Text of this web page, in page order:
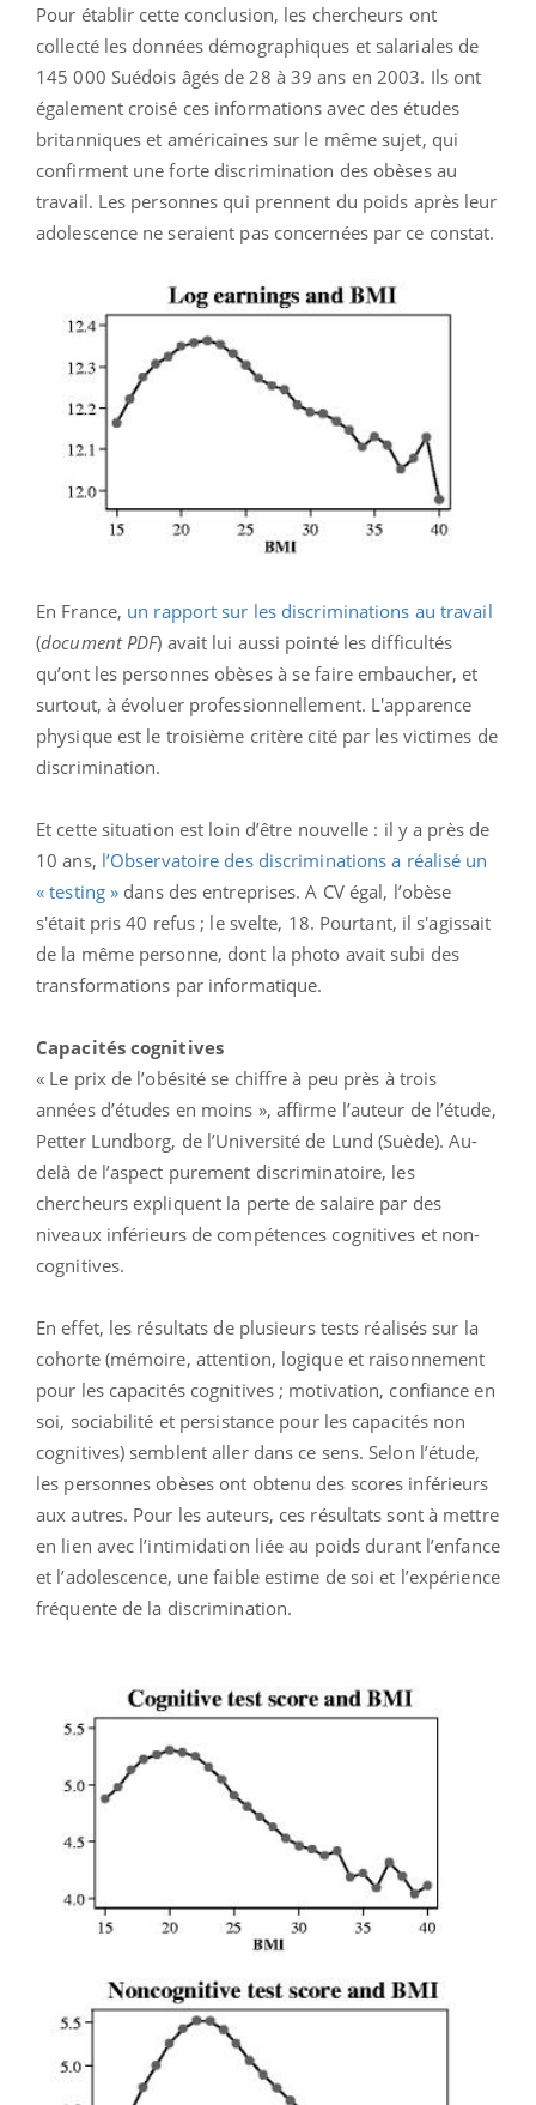
Pour établir cette conclusion, les chercheurs ont
collecté les données démographiques et salariales de
145 000 Suédois âgés de 28 à 39 ans en 2003. Ils ont
également croisé ces informations avec des études
britanniques et américaines sur le même sujet, qui
confirment une forte discrimination des obèses au
travail. Les personnes qui prennent du poids après leur
adolescence ne seraient pas concernées par ce constat.
En France, un rapport sur les discriminations au travail
(document PDF) avait lui aussi pointé les difficultés
qu’ont les personnes obèses à se faire embaucher, et
surtout, à évoluer professionnellement. L'apparence
physique est le troisième critère cité par les victimes de
discrimination.
Et cette situation est loin d’être nouvelle : il y a près de
10 ans, l’Observatoire des discriminations a réalisé un
« testing » dans des entreprises. A CV égal, l’obèse
s'était pris 40 refus ; le svelte, 18. Pourtant, il s'agissait
de la même personne, dont la photo avait subi des
transformations par informatique.
Capacités cognitives
« Le prix de l’obésité se chiffre à peu près à trois
années d’études en moins », affirme l’auteur de l’étude,
Petter Lundborg, de l’Université de Lund (Suède). Au-
delà de l’aspect purement discriminatoire, les
chercheurs expliquent la perte de salaire par des
niveaux inférieurs de compétences cognitives et non-
cognitives.
En effet, les résultats de plusieurs tests réalisés sur la
cohorte (mémoire, attention, logique et raisonnement
pour les capacités cognitives ; motivation, confiance en
soi, sociabilité et persistance pour les capacités non
cognitives) semblent aller dans ce sens. Selon l’étude,
les personnes obèses ont obtenu des scores inférieurs
aux autres. Pour les auteurs, ces résultats sont à mettre
en lien avec l’intimidation liée au poids durant l’enfance
et l’adolescence, une faible estime de soi et l’expérience
fréquente de la discrimination.